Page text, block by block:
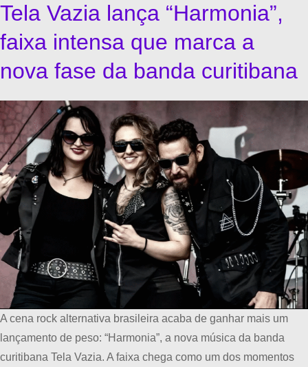
Tela Vazia lança “Harmonia”,
faixa intensa que marca a
nova fase da banda curitibana
A cena rock alternativa brasileira acaba de ganhar mais um
lançamento de peso: “Harmonia”, a nova música da banda
curitibana Tela Vazia. A faixa chega como um dos momentos